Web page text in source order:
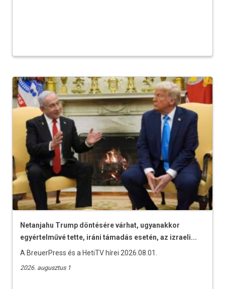
Netanjahu Trump döntésére várhat, ugyanakkor
egyértelművé tette, iráni támadás esetén, az izraeli...
A BreuerPress és a HetiTV hírei 2026.08.01.
2026. augusztus 1